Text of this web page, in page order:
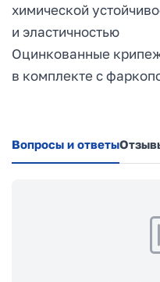
химической
и эластичностью
Оцинкованные
в комплекте с
Вопросы и ответы